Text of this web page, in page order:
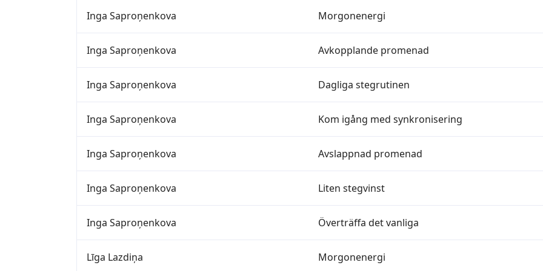
Inga Saproņenkova Morgonenergi
Inga Saproņenkova Avkopplande promenad
Inga Saproņenkova Dagliga stegrutinen
Inga Saproņenkova Kom igång med synkronisering
Inga Saproņenkova Avslappnad promenad
Inga Saproņenkova Liten stegvinst
Inga Saproņenkova Överträffa det vanliga
Līga Lazdiņa Morgonenergi